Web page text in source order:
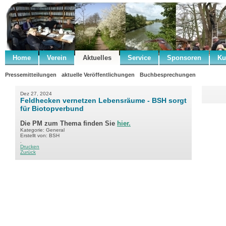
Home Verein Aktuelles Service Sponsoren
Pressemitteilungen aktuelle Veröffentlichungen Buchbesprechungen
Dez 27, 2024
Feldhecken vernetzen Lebensräume - BSH sorgt
für Biotopverbund
Die PM zum Thema finden Sie hier.
Kategorie: General
Erstellt von: BSH
Drucken
Zurück